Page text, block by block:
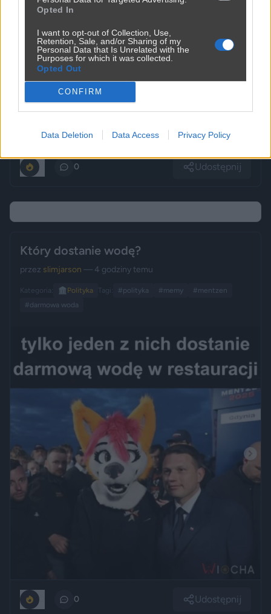
Opted In
I want to opt-out of Collection, Use,
Retention, Sale, and/or Sharing of my
Personal Data that Is Unrelated with the
Purposes for which it was collected.
Opted Out
CONFIRM
Data Deletion Data Access Privacy Policy
0 Udostępnij
Który dostanie wodę?
przez slimjarson — 4 godziny temu
Kategoria: 🏛️ Polityka Tagi: #polityka #memy
#mentzen
#darmowa woda
0 Udostępnij